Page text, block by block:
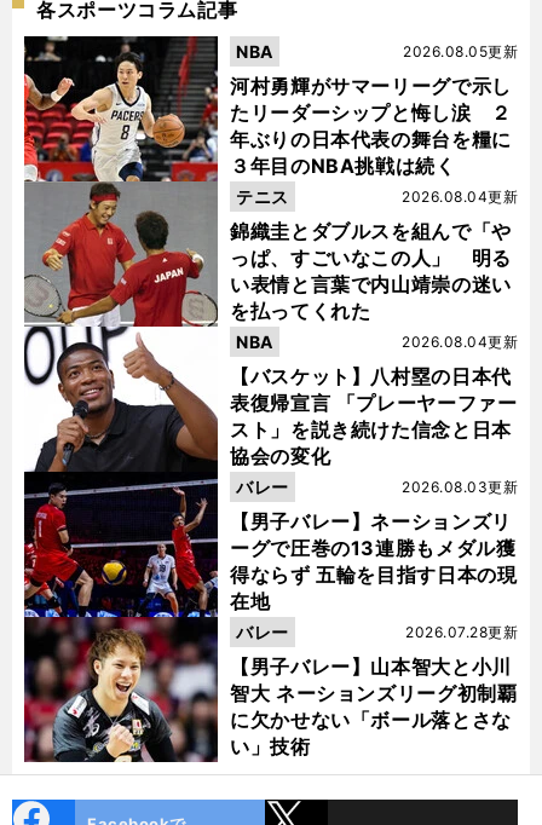
各スポーツコラム記事
河村勇輝がサマーリーグで示し
たリーダーシップと悔し涙 ２
年ぶりの日本代表の舞台を糧に
３年目のNBA挑戦は続く
2026.08.05更新
NBA
錦織圭とダブルスを組んで「や
っぱ、すごいなこの人」 明る
い表情と言葉で内山靖崇の迷い
を払ってくれた
2026.08.04更新
テニス
【バスケット】八村塁の日本代
表復帰宣言 「プレーヤーファー
スト」を説き続けた信念と日本
協会の変化
2026.08.04更新
NBA
【男子バレー】ネーションズリ
ーグで圧巻の13連勝もメダル獲
得ならず 五輪を目指す日本の現
在地
2026.08.03更新
バレー
【男子バレー】山本智大と小川
智大 ネーションズリーグ初制覇
に欠かせない「ボール落とさな
い」技術
2026.07.28更新
バレー